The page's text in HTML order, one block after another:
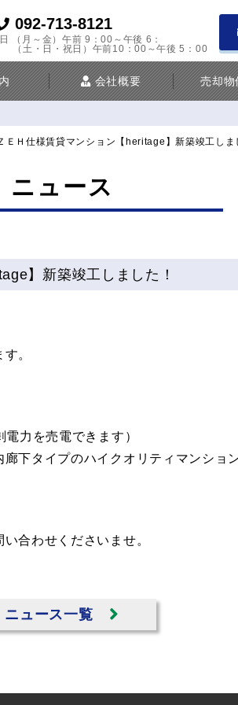
092-713-8121
（月～金）午前 9：00～午後 6：
日・祝日）午前10：00～午後 5：00
会社概要 売却物
ＥＨ仕様賃貸マンション【heritage】新築竣工しま
ニュース
】新築竣工しました！
。
力を売電できます）
下タイプのハイクオリティマンショ
合わせくださいませ。
ニュース一覧